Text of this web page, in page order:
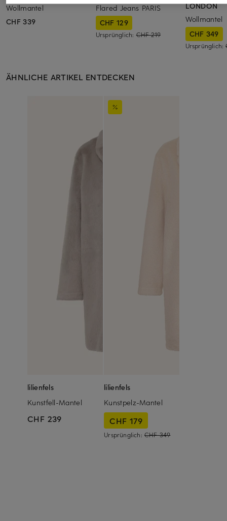
Wollmantel
CHF 339
Flared Jeans PARIS
CHF 129
Ursprünglich:CHF 219
LONDON
Wollmantel
CHF 349
Ursprünglich:
ÄHNLICHE ARTIKEL ENTDECKEN
lilienfels
Kunstfell-Mantel
CHF 239
lilienfels
Kunstpelz-Mantel
CHF 179
Ursprünglich: CHF 349